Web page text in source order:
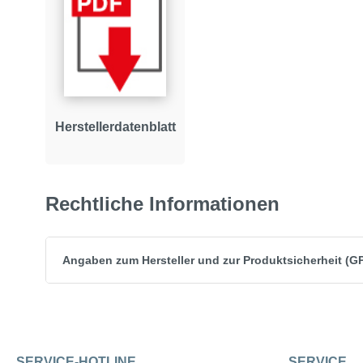
Herstellerdatenblatt
Rechtliche Informationen
Angaben zum Hersteller und zur Produktsicherheit